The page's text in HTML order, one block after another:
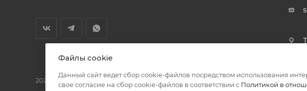
2026 © БМС - Магазин строительных и отделочных материалов
Файлы cookie
Данный сайт ведет сбор cookie-файлов посредством использования
свое согласие на сбор cookie-файлов в соответствии с Политикой в